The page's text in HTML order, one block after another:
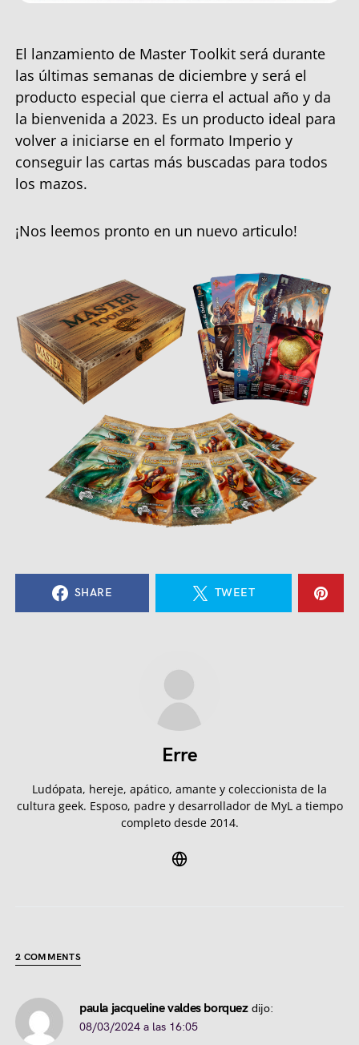
El lanzamiento de Master Toolkit será durante
las últimas semanas de diciembre y será el
producto especial que cierra el actual año y da
la bienvenida a 2023. Es un producto ideal para
volver a iniciarse en el formato Imperio y
conseguir las cartas más buscadas para todos
los mazos.
¡Nos leemos pronto en un nuevo articulo!
SHARE TWEET
Erre
Ludópata, hereje, apático, amante y coleccionista de la
cultura geek. Esposo, padre y desarrollador de MyL a tiempo
completo desde 2014.
2 COMMENTS
paula jacqueline valdes borquez dijo:
08/03/2024 a las 16:05